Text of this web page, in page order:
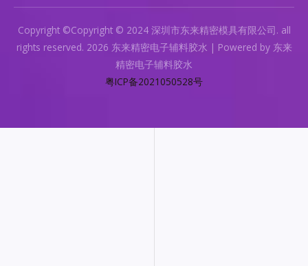
Copyright ©Copyright © 2024 深圳市东来精密模具有限公司. all
rights reserved. 2026 东来精密电子辅料胶水 | Powered by 东来
精密电子辅料胶水
粤ICP备2021050528号